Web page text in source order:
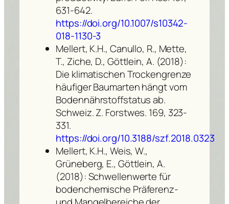
631-642.
https://doi.org/10.1007/s10342-
018-1130-3
Mellert, K.H., Canullo, R., Mette,
T., Ziche, D., Göttlein, A. (2018):
Die klimatischen Trockengrenze
häufiger Baumarten hängt vom
Bodennährstoffstatus ab.
Schweiz. Z. Forstwes. 169, 323-
331.
https://doi.org/10.3188/szf.2018.0323
Mellert, K.H., Weis, W.,
Grüneberg, E., Göttlein, A.
(2018): Schwellenwerte für
bodenchemische Präferenz-